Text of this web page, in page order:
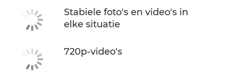
Stabiele foto's en video's in
elke situatie
720p-video's